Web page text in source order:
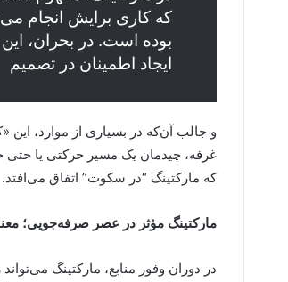
که کاری برایش انجام
بوده است. در بحران،
ایجاد اطمینان در تصمیم
و جالب آن‌که در بسیاری از موارد، این
غرفه، چیدمان یک مسیر حرکتی یا حتی
که مارکتینگ “در سکوت” اتفاق می‌افتد.
مارکتینگ مؤثر در عصر صرفه‌جویی؛
در دوران وفور منابع، مارکتینگ